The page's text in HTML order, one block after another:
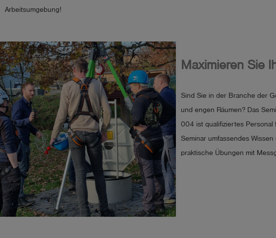
Arbeitsumgebung!
Maximieren Sie
Sind Sie in der Branche der
und engen Räumen? Das
004 ist qualifiziertes Personal
Seminar umfassendes
praktische Übungen mit